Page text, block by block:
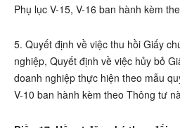
Phụ lục V-15, V-16 ban hành kèm
5. Quyết định về việc thu hồi Giấy
nghiệp, Quyết định về việc hủy bỏ
doanh nghiệp thực hiện theo mẫu
V-10 ban hành kèm theo Thông tư